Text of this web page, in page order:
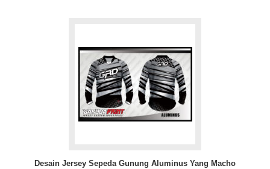
Desain Jersey Sepeda Gunung Aluminus Yang Macho